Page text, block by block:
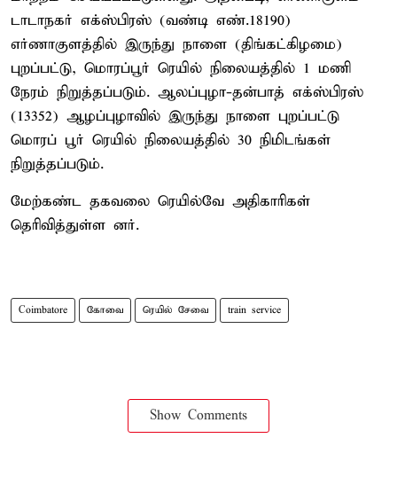
டாடாநகர் எக்ஸ்பிரஸ் (வண்டி எண்.18190)
எர்ணாகுளத்தில் இருந்து நாளை (திங்கட்கிழமை)
புறப்பட்டு, மொரப்பூர் ரெயில் நிலையத்தில் 1 மணி
நேரம் நிறுத்தப்படும். ஆலப்புழா-தன்பாத் எக்ஸ்பிரஸ்
(13352) ஆழப்புழாவில் இருந்து நாளை புறப்பட்டு
மொரப் பூர் ரெயில் நிலையத்தில் 30 நிமிடங்கள்
நிறுத்தப்படும்.
மேற்கண்ட தகவலை ரெயில்வே அதிகாரிகள்
தெரிவித்துள்ள னர்.
Coimbatore கோவை ரெயில் சேவை train service
Show Comments